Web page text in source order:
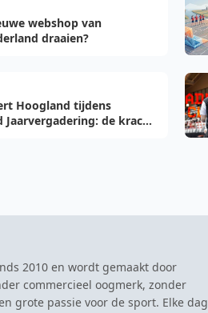
webshop van
draaien?
Hoogland tijdens
de kracht
2010 en wordt gemaakt door
commercieel oogmerk, zonder
grote passie voor de sport. Elke dag